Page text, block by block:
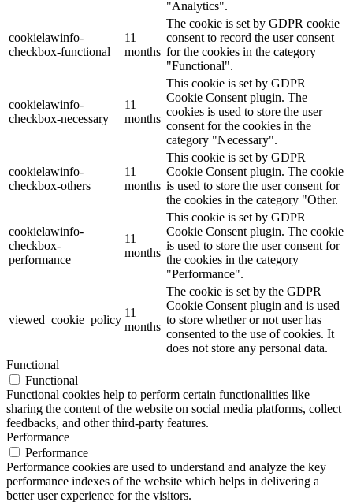
"Analytics".
cookielawinfo-
checkbox-functional
11
months
The cookie is set by GDPR cookie
consent to record the user consent
for the cookies in the category
"Functional".
cookielawinfo-
checkbox-necessary
11
months
This cookie is set by GDPR
Cookie Consent plugin. The
cookies is used to store the user
consent for the cookies in the
category "Necessary".
cookielawinfo-
checkbox-others
11
months
This cookie is set by GDPR
Cookie Consent plugin. The cookie
is used to store the user consent for
the cookies in the category "Other.
cookielawinfo-
checkbox-
performance
11
months
This cookie is set by GDPR
Cookie Consent plugin. The cookie
is used to store the user consent for
the cookies in the category
"Performance".
viewed_cookie_policy
11
months
The cookie is set by the GDPR
Cookie Consent plugin and is used
to store whether or not user has
consented to the use of cookies. It
does not store any personal data.
Functional
Functional
Functional cookies help to perform certain functionalities like
sharing the content of the website on social media platforms, collect
feedbacks, and other third-party features.
Performance
Performance
Performance cookies are used to understand and analyze the key
performance indexes of the website which helps in delivering a
better user experience for the visitors.